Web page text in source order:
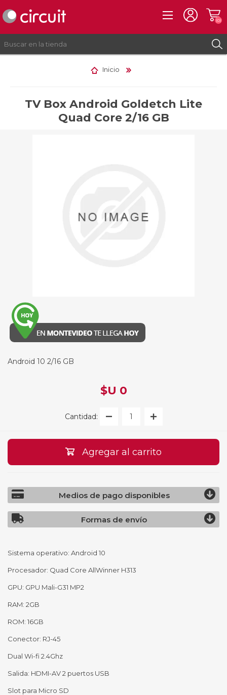
INICIAR SESIÓN
(0)
Inicio
TV Box Android Goldetch Lite
Quad Core 2/16 GB
Android 10 2/16 GB
$U 0
Cantidad:
Agregar al carrito
Medios de pago disponibles
Formas de envío
Sistema operativo: Android 10
Procesador: Quad Core AllWinner H313
GPU: GPU Mali-G31 MP2
RAM: 2GB
ROM: 16GB
Conector: RJ-45
Dual Wi-fi 2.4Ghz
Salida: HDMI-AV 2 puertos USB
Slot para Micro SD